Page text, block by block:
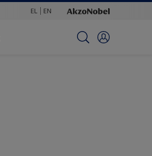
EL EN